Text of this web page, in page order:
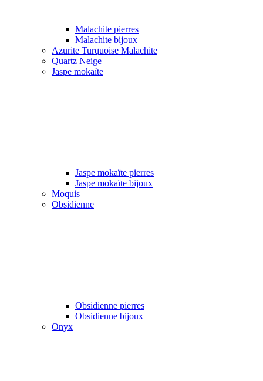
Malachite pierres
Malachite bijoux
Azurite Turquoise Malachite
Quartz Neige
Jaspe mokaïte
Jaspe mokaïte pierres
Jaspe mokaïte bijoux
Moquis
Obsidienne
Obsidienne pierres
Obsidienne bijoux
Onyx